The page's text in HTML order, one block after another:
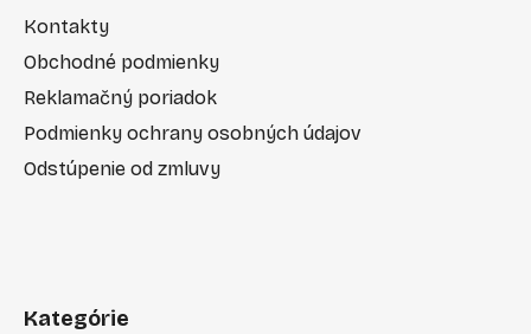
Kontakty
Obchodné podmienky
Reklamačný poriadok
Podmienky ochrany osobných údajov
Odstúpenie od zmluvy
Kategórie